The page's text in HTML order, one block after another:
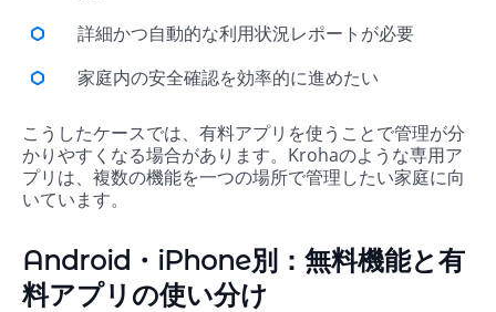
詳細かつ自動的な利用状況レポートが必要
家庭内の安全確認を効率的に進めたい
こうしたケースでは、有料アプリを使うことで管理が分
かりやすくなる場合があります。Krohaのような専用ア
プリは、複数の機能を一つの場所で管理したい家庭に向
いています。
Android・iPhone別：無料機能と有
料アプリの使い分け